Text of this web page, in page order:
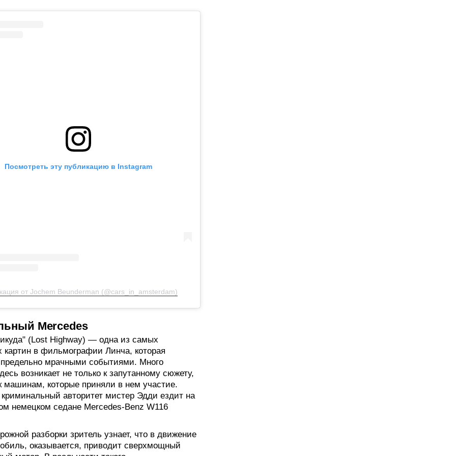
Посмотреть эту публикацию в Instagram
от Jochem Beunderman (@cars_in_amsterdam)
Mercedes
(Lost Highway) — одна из самых
картин в фильмографии Линча, которая
предельно мрачными событиями. Много
возникает не только к запутанному сюжету,
машинам, которые приняли в нем участие.
авторитет мистер Эдди ездит на
немецком седане Mercedes-Benz W116
разборки зритель узнает, что в движение
оказывается, приводит сверхмощный